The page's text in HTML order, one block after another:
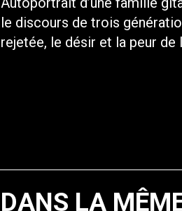
le discours de trois
rejetée, le désir et la peur de
DANS LA